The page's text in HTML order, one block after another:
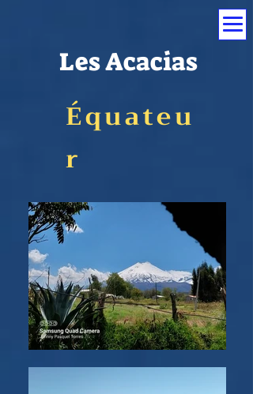
Les Acacias
Équateu
r